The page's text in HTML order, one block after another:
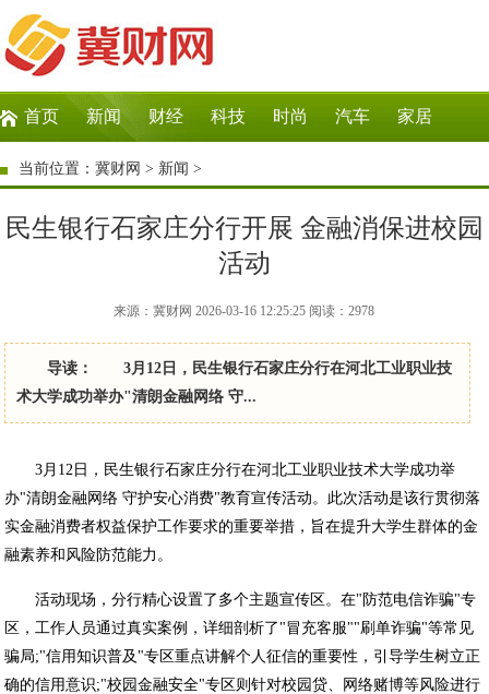
首页 新闻 财经 科技 时尚 汽车 家居
生活 教育 企业
当前位置：冀财网 > 新闻 >
民生银行石家庄分行开展 金融消保进校园
活动
来源：冀财网 2026-03-16 12:25:25 阅读：2978
导读： 3月12日，民生银行石家庄分行在河北工业职业技
术大学成功举办"清朗金融网络 守...
3月12日，民生银行石家庄分行在河北工业职业技术大学成功举
办"清朗金融网络 守护安心消费"教育宣传活动。此次活动是该行贯彻落
实金融消费者权益保护工作要求的重要举措，旨在提升大学生群体的金
融素养和风险防范能力。
活动现场，分行精心设置了多个主题宣传区。在"防范电信诈骗"专
区，工作人员通过真实案例，详细剖析了"冒充客服""刷单诈骗"等常见
骗局;"信用知识普及"专区重点讲解个人征信的重要性，引导学生树立正
确的信用意识;"校园金融安全"专区则针对校园贷、网络赌博等风险进行